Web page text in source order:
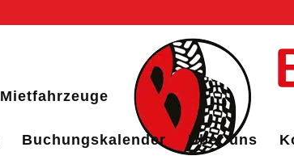
Mietfahrzeuge
Buchungskalender Über uns